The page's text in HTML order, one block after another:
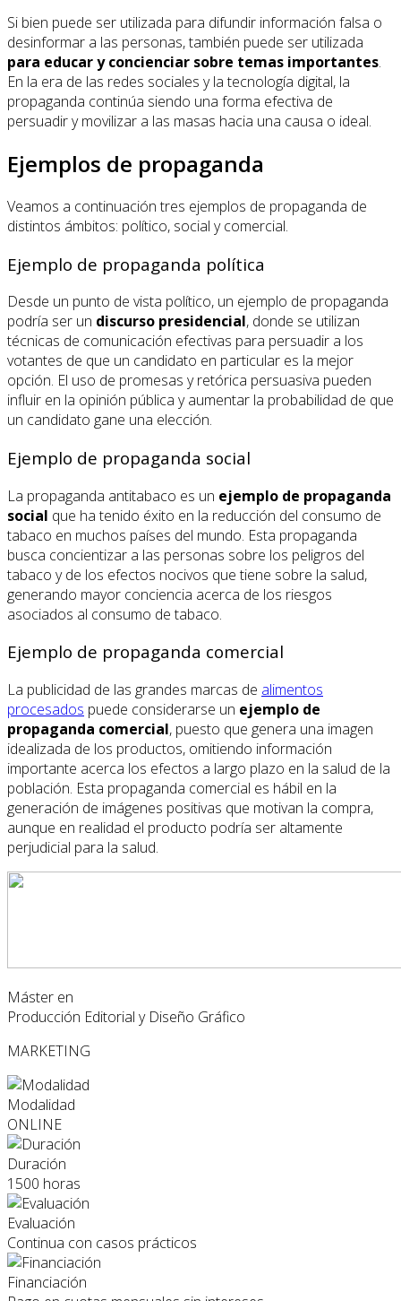
Si bien puede ser utilizada para difundir información falsa o
desinformar a las personas, también puede ser utilizada
para educar y concienciar sobre temas importantes.
En la era de las redes sociales y la tecnología digital, la
propaganda continúa siendo una forma efectiva de
persuadir y movilizar a las masas hacia una causa o ideal.
Ejemplos de propaganda
Veamos a continuación tres ejemplos de propaganda de
distintos ámbitos: político, social y comercial.
Ejemplo de propaganda política
Desde un punto de vista político, un ejemplo de propaganda
podría ser un discurso presidencial, donde se utilizan
técnicas de comunicación efectivas para persuadir a los
votantes de que un candidato en particular es la mejor
opción. El uso de promesas y retórica persuasiva pueden
influir en la opinión pública y aumentar la probabilidad de que
un candidato gane una elección.
Ejemplo de propaganda social
La propaganda antitabaco es un ejemplo de propaganda
social que ha tenido éxito en la reducción del consumo de
tabaco en muchos países del mundo. Esta propaganda
busca concientizar a las personas sobre los peligros del
tabaco y de los efectos nocivos que tiene sobre la salud,
generando mayor conciencia acerca de los riesgos
asociados al consumo de tabaco.
Ejemplo de propaganda comercial
La publicidad de las grandes marcas de alimentos
procesados puede considerarse un ejemplo de
propaganda comercial, puesto que genera una imagen
idealizada de los productos, omitiendo información
importante acerca los efectos a largo plazo en la salud de la
población. Esta propaganda comercial es hábil en la
generación de imágenes positivas que motivan la compra,
aunque en realidad el producto podría ser altamente
perjudicial para la salud.
Máster en
Producción Editorial y Diseño Gráfico
MARKETING
Modalidad
ONLINE
Duración
1500 horas
Evaluación
Continua con casos prácticos
Financiación